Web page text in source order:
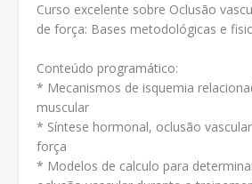
Curso excelente sobre Oclusão
de força: Bases metodológicas e
Conteúdo programático:
* Mecanismos de isquemia
muscular
* Síntese hormonal, oclusão
força
* Modelos de calculo para